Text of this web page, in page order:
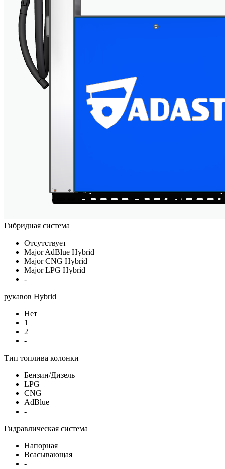
Гибридная система
Отсутствует
Major AdBlue Hybrid
Major CNG Hybrid
Major LPG Hybrid
-
рукавов Hybrid
Нет
1
2
-
Тип топлива колонки
Бензин/Дизель
LPG
CNG
AdBlue
-
Гидравлическая система
Напорная
Всасывающая
-